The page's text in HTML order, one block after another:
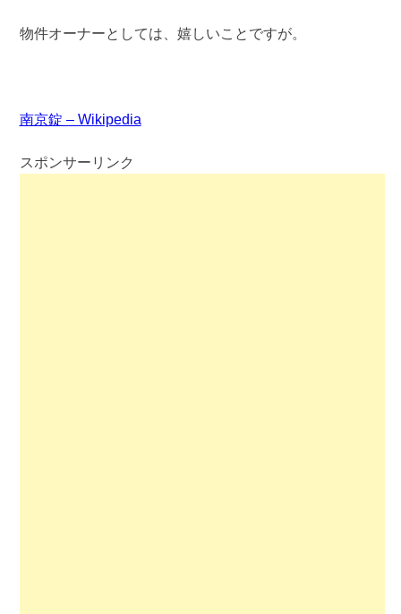
物件オーナーとしては、嬉しいことですが。
南京錠 – Wikipedia
スポンサーリンク